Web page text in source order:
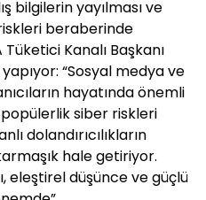
bilgilerin yayılması ve
beraberinde
Kanalı Başkanı
“Sosyal medya ve
hayatında önemli
siber riskleri
dolandırıcılıkların
hale getiriyor.
eleştirel düşünce ve güçlü